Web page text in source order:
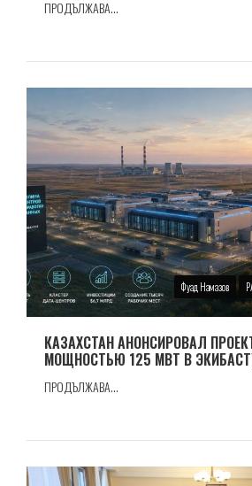
ПРОДЪЛЖАВА...
Фуад Намазов
КАЗАХСТАН АНОНСИРОВАЛ
МОЩНОСТЬЮ 125 МВТ В
ПРОДЪЛЖАВА...